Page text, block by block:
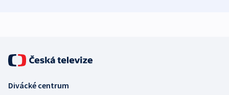
Divácké centrum